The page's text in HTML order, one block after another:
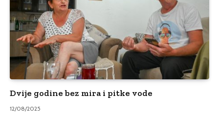
Dvije godine bez mira i pitke vode
12/08/2025